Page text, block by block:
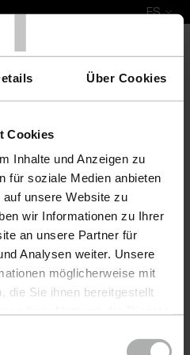
Über Cookies
Cookies
Inhalte und Anzeigen zu
für soziale Medien anbieten
unsere Website zu
wir Informationen zu Ihrer
an unsere Partner für
Analysen weiter. Unsere
möglicherweise mit
die Sie ihnen bereitgestellt
finden Sie unter
ES
Fresh 100 ml WK-Wohnen